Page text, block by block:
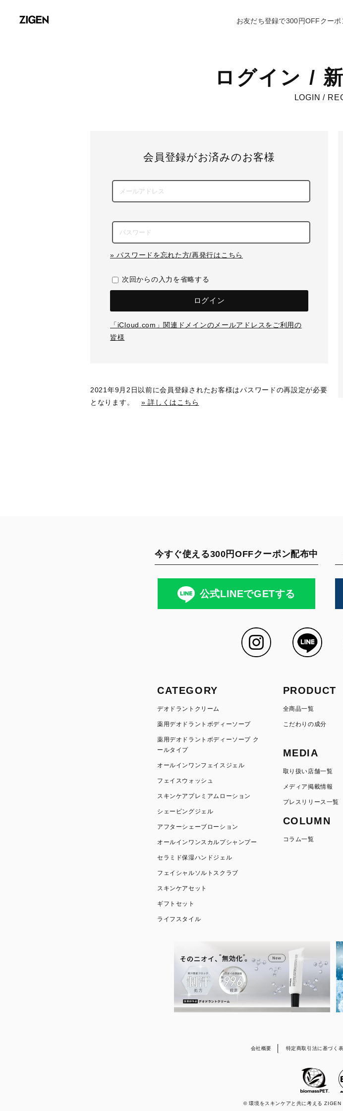
お友だち登録で300円OFFクーポ
ログイン /
LOGIN /
会員登録がお済みのお客様
» パスワードを忘れた方/再発行はこちら
次回からの入力を省略する
ログイン
「iCloud.com」関連ドメインのメールアドレスをご利用の
皆様
2021年9月2日以前に会員登録されたお客様はパスワードの再設定が必要
となります。 » 詳しくはこちら
今すぐ使える300円OFFクーポン配布中
公式LINEでGETする
CATEGORY
デオドラントクリーム
薬用デオドラントボディーソープ
薬用デオドラントボディーソープ ク
ールタイプ
オールインワンフェイスジェル
フェイスウォッシュ
スキンケアプレミアムローション
シェービングジェル
アフターシェーブローション
オールインワンスカルプシャンプー
セラミド保湿ハンドジェル
フェイシャルソルトスクラブ
スキンケアセット
ギフトセット
ライフスタイル
PRODUCT
全商品一覧
こだわりの成分
MEDIA
取り扱い店舗一覧
メディア掲載情報
プレスリリース一覧
COLUMN
コラム一覧
会社概要 特定商取引法に基づく
© 環境をスキンケアと共に考える